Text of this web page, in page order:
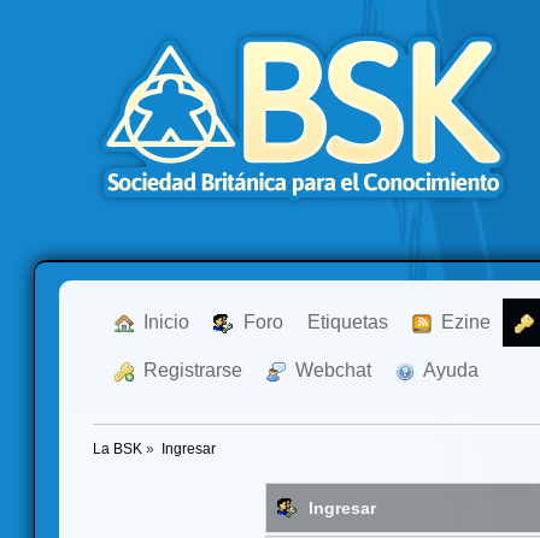
Inicio Foro Etiquetas Ezine
Registrarse Webchat Ayuda
La BSK » Ingresar
Ingresar